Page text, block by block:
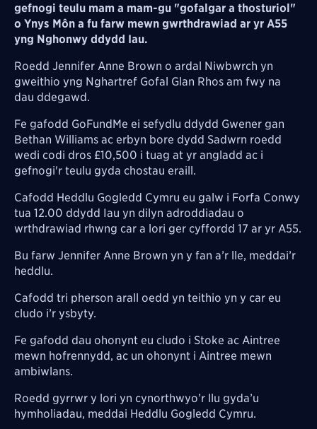
gefnogi teulu mam a mam-gu "gofalgar a thosturiol"
o Ynys Môn a fu farw mewn gwrthdrawiad ar yr A55
yng Nghonwy ddydd Iau.
Roedd Jennifer Anne Brown o ardal Niwbwrch yn
gweithio yng Nghartref Gofal Glan Rhos am fwy na
dau ddegawd.
Fe gafodd GoFundMe ei sefydlu ddydd Gwener gan
Bethan Williams ac erbyn bore dydd Sadwrn roedd
wedi codi dros £10,500 i tuag at yr angladd ac i
gefnogi'r teulu gyda chostau eraill.
Cafodd Heddlu Gogledd Cymru eu galw i Forfa Conwy
tua 12.00 ddydd Iau yn dilyn adroddiadau o
wrthdrawiad rhwng car a lori ger cyffordd 17 ar yr A55.
Bu farw Jennifer Anne Brown yn y fan a’r lle, meddai’r
heddlu.
Cafodd tri pherson arall oedd yn teithio yn y car eu
cludo i’r ysbyty.
Fe gafodd dau ohonynt eu cludo i Stoke ac Aintree
mewn hofrennydd, ac un ohonynt i Aintree mewn
ambiwlans.
Roedd gyrrwr y lori yn cynorthwyo’r llu gyda’u
hymholiadau, meddai Heddlu Gogledd Cymru.